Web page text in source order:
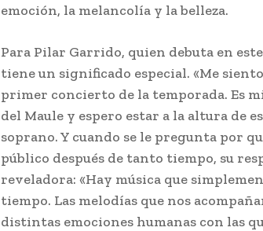
emoción, la melancolía y la belleza.
Para Pilar Garrido, quien debuta en
tiene un significado especial. «Me
primer concierto de la temporada. Es
del Maule y espero estar a la altura de
soprano. Y cuando se le pregunta por
público después de tanto tiempo, su
reveladora: «Hay música que
tiempo. Las melodías que nos
distintas emociones humanas con las